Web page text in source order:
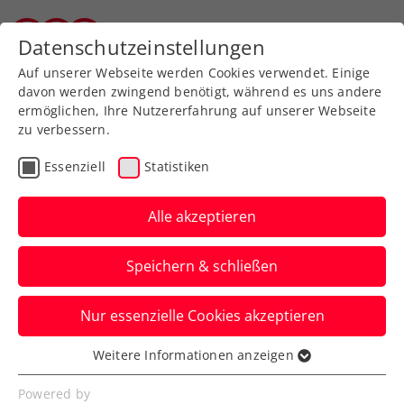
Zurück zur Newsübersicht
Ausbildung
Jürgens beste
Tennistipps – Teil 5: Der
Vorhandvolley
ÖTV-Sportdirektor Jürgen Melzer zeigt
euch mit ÖTV-Ausbildungsreferent Harald
Mair die richtige Technik.
Verfasst von: Manuel Wachta, 10.07.2024
Datenschutzeinstellungen
Auf unserer Webseite werden Cookies verwendet. Einige
davon werden zwingend benötigt, während es uns andere
ermöglichen, Ihre Nutzererfahrung auf unserer Webseite
zu verbessern.
Essenziell Statistiken
Alle akzeptieren
Speichern & schließen
Nur essenzielle Cookies akzeptieren
Essenziell
Essenzielle Cookies werden für grundlegende
Weitere Informationen anzeigen
Powered by